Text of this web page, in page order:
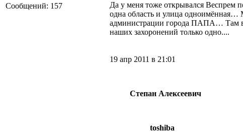
Сообщений: 157
Да у меня тоже открывался Веспрем
одна область и улица одноимённая…
администрации города ПАПА… Там
наших захоронений только одно....
19 апр 2011 в 21:01
Степан Алексеевич
toshiba